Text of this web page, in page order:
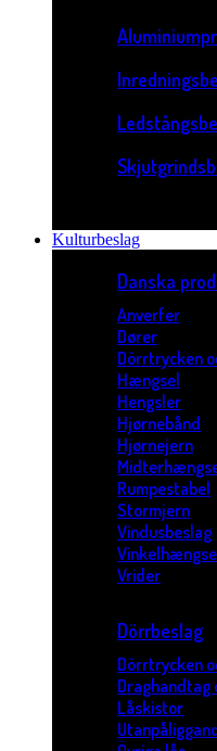
Kulturbeslag
Danska
Anverfer
Dører
Dörrtrycken
Hængsel
Hengsler
Hjørnebånd
Hjørnejern
Rumpestabel
Stormjern
Vindusbeslag
Vrider
Dörrbeslag
Dörrtrycken
Draghandtag
Låskistor